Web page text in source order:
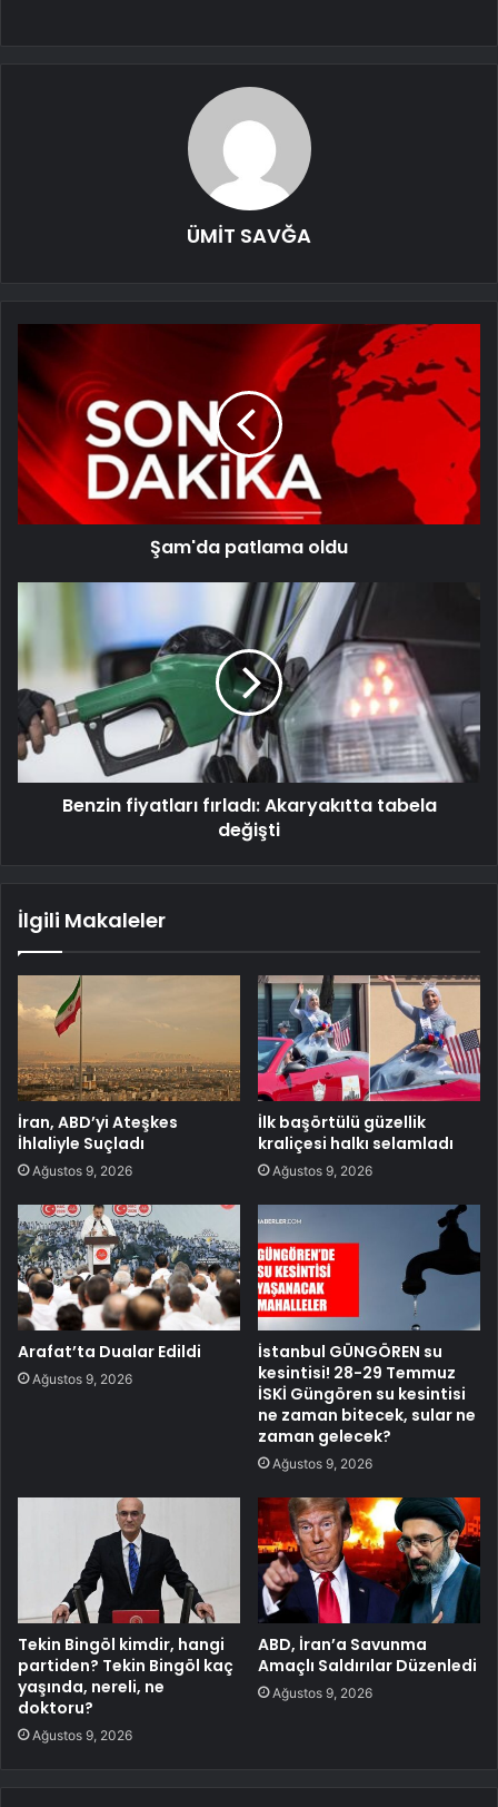
ÜMİT SAVĞA
Şam'da patlama oldu
Benzin fiyatları fırladı: Akaryakıtta tabela
değişti
İlgili Makaleler
İran, ABD’yi Ateşkes
İhlaliyle Suçladı
Ağustos 9, 2026
İlk başörtülü güzellik
kraliçesi halkı selamladı
Ağustos 9, 2026
Arafat’ta Dualar Edildi
Ağustos 9, 2026
İstanbul GÜNGÖREN su
kesintisi! 28-29 Temmuz
İSKİ Güngören su kesintisi
ne zaman bitecek, sular ne
zaman gelecek?
Ağustos 9, 2026
Tekin Bingöl kimdir, hangi
partiden? Tekin Bingöl kaç
yaşında, nereli, ne
doktoru?
Ağustos 9, 2026
ABD, İran’a Savunma
Amaçlı Saldırılar Düzenledi
Ağustos 9, 2026